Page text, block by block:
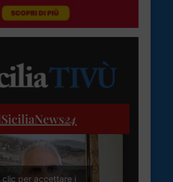
24
clic per accettare i